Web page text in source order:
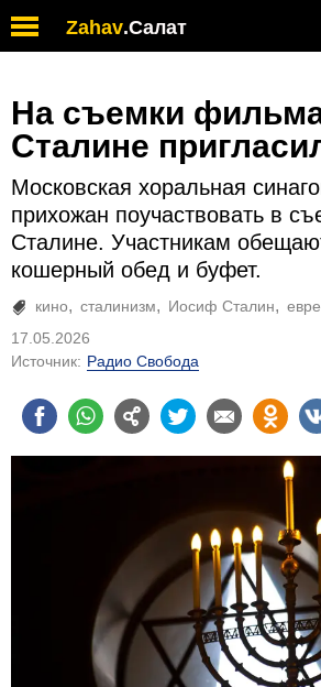
Zahav.Салат
На съемки
Сталине
Московская хоральная
прихожан поучаствовать в
Сталине. Участникам
кошерный обед и буфет.
кино сталинизм Иосиф Сталин
17.05.2026
Источник: Радио Свобода